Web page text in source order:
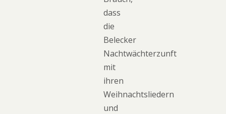
dass
die
Belecker
Nachtwächterzunft
mit
ihren
Weihnachtsliedern
und